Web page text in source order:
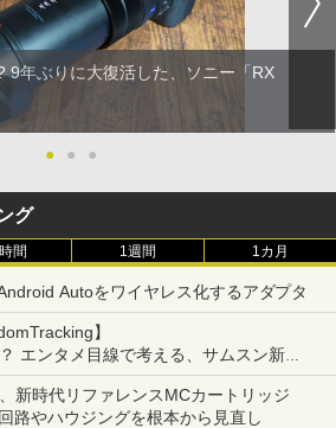
9年ぶりに大復活した、ソニー「RX
● ● ●
グ
間 1週間 1カ月
Autoをワイヤレス化するアダプタ
】
エンタメ目線で考える、サムスン新
新時代リファレンスMCカートリッジ
路やハウジングを根本から見直し